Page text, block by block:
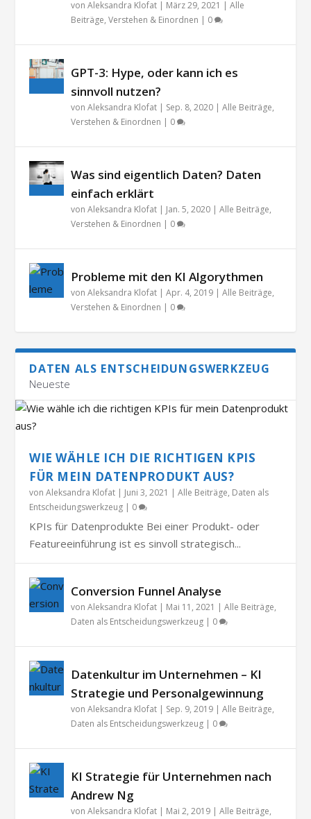
vonAleksandra Klofat | März 29, 2021 |Alle
Beiträge,Verstehen & Einordnen | 0
GPT-3: Hype, oder kann ich es
sinnvoll nutzen?
vonAleksandra Klofat | Sep. 8, 2020 |Alle Beiträge,
Verstehen & Einordnen | 0
Was sind eigentlich Daten? Daten
einfach erklärt
vonAleksandra Klofat | Jan. 5, 2020 |Alle Beiträge,
Verstehen & Einordnen | 0
Probleme mit den KI Algorythmen
vonAleksandra Klofat |Apr. 4, 2019 |Alle Beiträge,
Verstehen & Einordnen | 0
DATEN ALS ENTSCHEIDUNGSWERKZEUG
Neueste
WIE WÄHLE ICH DIE RICHTIGEN KPIS
FÜR MEIN DATENPRODUKT AUS?
vonAleksandra Klofat | Juni 3, 2021 |Alle Beiträge, Daten als
Entscheidungswerkzeug | 0
KPIs für Datenprodukte Bei einer Produkt- oder
Featureeinführung ist es sinvoll strategisch...
Conversion Funnel Analyse
vonAleksandra Klofat | Mai 11, 2021 |Alle Beiträge,
Daten als Entscheidungswerkzeug | 0
Datenkultur im Unternehmen – KI
Strategie und Personalgewinnung
vonAleksandra Klofat | Sep. 9, 2019 |Alle Beiträge,
Daten als Entscheidungswerkzeug | 0
KI Strategie für Unternehmen nach
Andrew Ng
vonAleksandra Klofat | Mai 2, 2019 |Alle Beiträge,